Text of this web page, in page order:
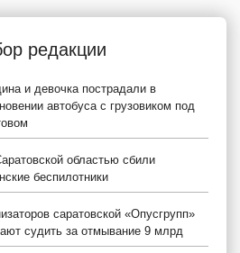
редакции
и девочка пострадали в
автобуса с грузовиком под
областью сбили
беспилотники
саратовской «Опусгрупп»
судить за отмывание 9 млрд